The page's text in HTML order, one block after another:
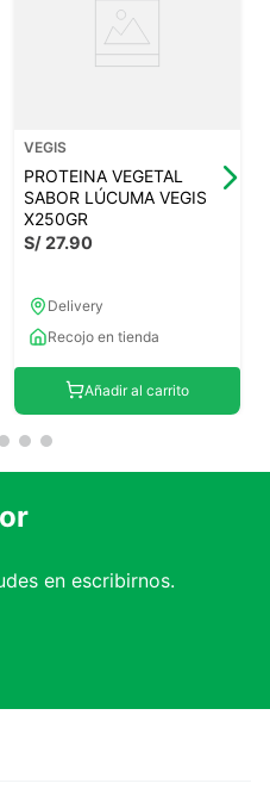
VEGIS
PROTEINA VEGETAL
SABOR LÚCUMA VEGIS
X250GR
S/27.90
Delivery
Recojo en tienda
Añadir al carrito
en escribirnos.